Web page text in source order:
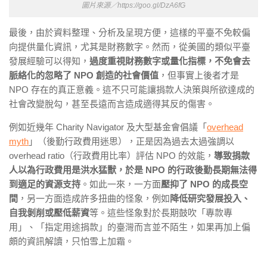
圖片來源／https://goo.gl/DzA6fG
最後，由於資料整理、分析及呈現方便， 這樣的平臺不免較偏
向提供量化資訊，尤其是財務數字 。然而，從美國的類似平臺
發展經驗可以得知， 過度重視財務數字或量化指標，不免會去
脈絡化的忽略了 NPO 創造的社會價值 ，但事實上後者才是
NPO 存在的真正意義。這不只可能讓捐款人決策與所欲達成的
社會改變脫勾，甚至長遠而言造成適得其反的傷害。
例如近幾年 Charity Navigator 及大型基金會倡議「 overhead
myth 」（後勤行政費用迷思），正是因為過去太過強調以
overhead ratio（行政費用比率）評估 NPO 的效能， 導致捐款
人以為行政費用是洪水猛獸，於是 NPO 的行政後勤長期無法得
到適足的資源支持 。如此一來，一方面壓抑了 NPO 的成長空
間 ，另一方面造成許多扭曲的怪象，例如降低研究發展投入、
自我剝削或壓低薪資等。這些怪象對於長期鼓吹「專款專
用」、「指定用途捐款」的臺灣而言並不陌生，如果再加上偏
頗的資訊解讀，只怕雪上加霜。